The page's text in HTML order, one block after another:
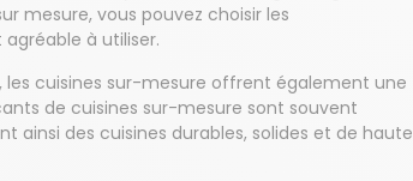
mesure, vous pouvez choisir les
à utiliser.
cuisines sur-mesure offrent également une
de cuisines sur-mesure sont souvent
ainsi des cuisines durables, solides et de haute